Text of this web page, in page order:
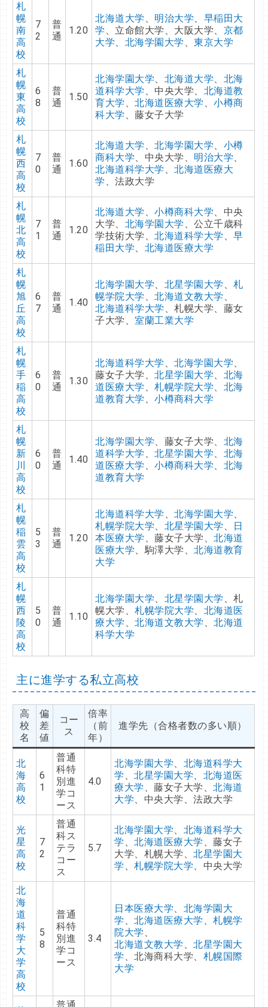
札
幌
南
高
校
7
2
普
通
1.20
北海道大学 、 明治大学、 早稲田大
学 、立命館大学、大阪大学、 京都
大学、 北海学園大学 、東京大学
札
幌
東
高
校
6
8
普
通
1.50
北海学園大学、 北海道大学、 北海
道科学大学 、中央大学、 北海道教
育大学 、北海道医療大学 、小樽商
科大学 、藤女子大学
札
幌
西
高
校
7
0
普
通
1.60
北海道大学 、北海学園大学、 小樽
商科大学、中央大学、 明治大学、
北海道科学大学 、北海道医療大
学 、法政大学
札
幌
北
高
校
7
1
普
通
1.20
北海道大学 、小樽商科大学、中央
大学、 北海学園大学 、公立千歳科
学技術大学、北海道科学大学 、早
稲田大学、 北海道医療大学
札
幌
旭
丘
高
校
6
7
普
通
1.40
北海学園大学、 北星学園大学 、札
幌学院大学 、北海道文教大学 、
北海道科学大学 、札幌大学、藤女
子大学、室蘭工業大学
札
幌
手
稲
高
校
6
0
普
通
1.30
北海道科学大学 、北海学園大学、
藤女子大学、北星学園大学、 北海
道医療大学 、札幌学院大学、 北海
道教育大学 、小樽商科大学
札
幌
新
川
高
校
6
0
普
通
1.40
北海学園大学、藤女子大学、 北海
道科学大学 、北星学園大学、 北海
道医療大学 、小樽商科大学、 北海
道教育大学
札
幌
稲
雲
高
校
5
3
普
通
1.20
北海道科学大学 、北海学園大学、
札幌学院大学、 北星学園大学 、 日
本医療大学 、藤女子大学、北海道
医療大学、駒澤大学、北海道教育
大学
札
幌
西
陵
高
校
5
0
普
通
1.10
北海学園大学、 北星学園大学 、札
幌大学、札幌学院大学、 北海道医
療大学 、北海道文教大学 、北海道
科学大学
主に進学する私立高校
高
校
名
偏
差
値
コー
ス
倍率
（前
年）
進学先（合格者数の多い順）
北
海
高
校
6
1
普通
科特
別進
学コ
ース
4.0
北海学園大学、 北海道科学大
学 、北星学園大学、 北海道医
療大学 、藤女子大学、北海道
大学、中央大学、法政大学
光
星
高
校
7
2
普通
科ス
テラ
コー
ス
5.7
北海学園大学、 北海道科学大
学 、北海道医療大学 、藤女子
大学、札幌大学、北星学園大
学 、札幌学院大学、中央大学
北
海
道
科
学
大
学
高
校
5
8
普通
科特
別進
学コ
ース
3.4
日本医療大学、 北海学園大
学 、北海道医療大学 、札幌学
院大学 、
北海道文教大学 、北星学園大
学 、北海商科大学、 札幌国際
大学